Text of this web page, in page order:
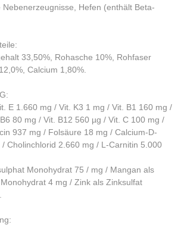
Hefen (enthält Beta-
33,50%, Rohasche 10%, Rohfaser
Calcium 1,80%.
E 1.660 mg / Vit. K3 1 mg / Vit. B1 160 mg /
80 mg / Vit. B12 560 µg / Vit. C 100 mg /
937 mg / Folsäure 18 mg / Calcium-D-
Cholinchlorid 2.660 mg / L-Carnitin 5.000
Monohydrat 75 / mg / Mangan als
4 mg / Zink als Zinksulfat